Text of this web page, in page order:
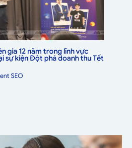
gia 12 năm trong lĩnh vực
sự kiện Đột phá doanh thu Tết
SEO